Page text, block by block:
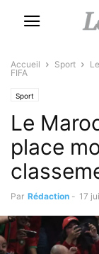
Accueil Sport
FIFA
Sport
Le
place
Par Rédaction - 17